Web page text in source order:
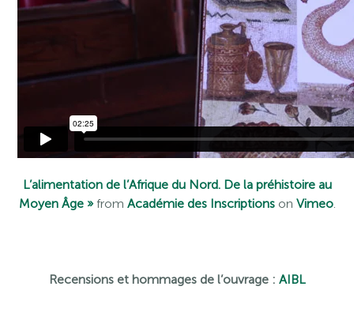
L’alimentation de l’Afrique du Nord. De la préhistoire au
Moyen Âge »from Académie des Inscriptionson Vimeo.
Recensions et hommages de l’ouvrage : AIBL